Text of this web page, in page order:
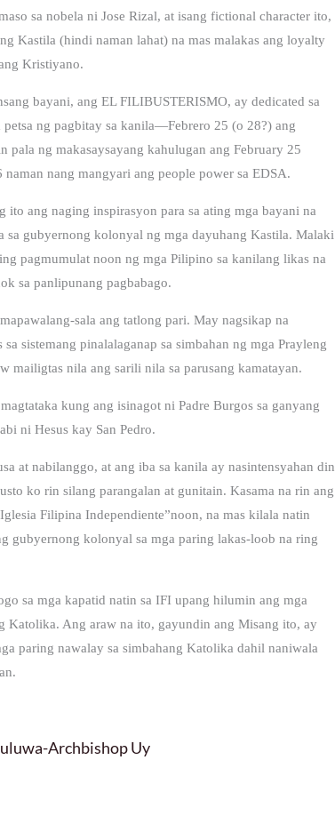
sa nobela ni Jose Rizal, at isang fictional character ito,
Kastila (hindi naman lahat) na mas malakas ang loyalty
Kristiyano.
bayani, ang EL FILIBUSTERISMO, ay dedicated sa
ng pagbitay sa kanila—Febrero 25 (o 28?) ang
ng makasaysayang kahulugan ang February 25
nang mangyari ang people power sa EDSA.
ang naging inspirasyon para sa ating mga bayani na
sa gubyernong kolonyal ng mga dayuhang Kastila. Malaki
pagmumulat noon ng mga Pilipino sa kanilang likas na
sa panlipunang pagbabago.
sala ang tatlong pari. May nagsikap na
sistemang pinalalaganap sa simbahan ng mga Prayleng
mailigtas nila ang sarili nila sa parusang kamatayan.
kung ang isinagot ni Padre Burgos sa ganyang
ni Hesus kay San Pedro.
at nabilanggo, at ang iba sa kanila ay nasintensyahan din
ko rin silang parangalan at gunitain. Kasama na rin ang
Filipina Independiente”noon, na mas kilala natin
gubyernong kolonyal sa mga paring lakas-loob na ring
sa mga kapatid natin sa IFI upang hilumin ang mga
Katolika. Ang araw na ito, gayundin ang Misang ito, ay
paring nawalay sa simbahang Katolika dahil naniwala
Archbishop Uy